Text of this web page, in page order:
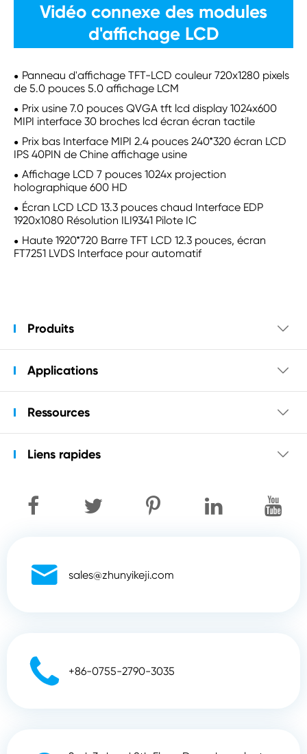
Vidéo connexe des modules
d'affichage LCD
Panneau d'affichage TFT-LCD couleur 720x1280 pixels
de 5.0 pouces 5.0 affichage LCM
Prix usine 7.0 pouces QVGA tft lcd display 1024x600
MIPI interface 30 broches lcd écran écran tactile
Prix bas Interface MIPI 2.4 pouces 240*320 écran LCD
IPS 40PIN de Chine affichage usine
Affichage LCD 7 pouces 1024x projection
holographique 600 HD
Écran LCD LCD 13.3 pouces chaud Interface EDP
1920x1080 Résolution ILI9341 Pilote IC
Haute 1920*720 Barre TFT LCD 12.3 pouces, écran
FT7251 LVDS Interface pour automatif
Produits 
Applications 
Ressources 
Liens rapides 
 sales@zhunyikeji.com
 +86-0755-2790-3035